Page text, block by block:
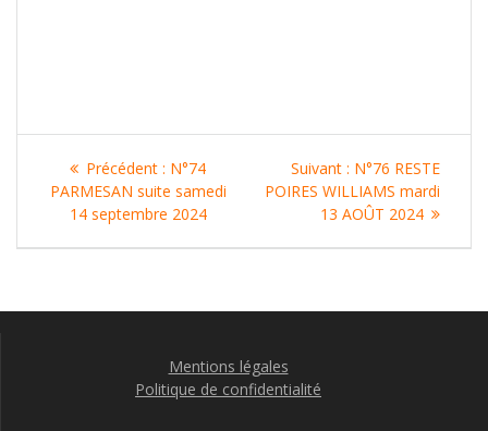
Navigation
de
l’article
Précédent : Article
précédent
N°74
PARMESAN suite samedi
14 septembre 2024
Suivant : Article
suivant
:
N°76 RESTE
POIRES WILLIAMS mardi
13 AOÛT 2024
Mentions légales
Politique de confidentialité